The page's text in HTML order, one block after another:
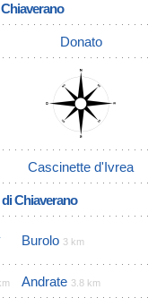
Donato
Cascinette d'Ivrea
Chiaverano
Burolo 3 km
Andrate 3.8 km